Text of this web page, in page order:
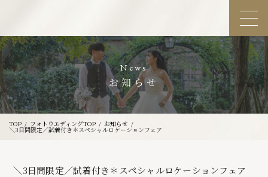
News
お知らせ
TOP フォトウエディングTOP お知らせ
＼3日間限定／試着付き＊スペシャルロケーションフェア
＼3日間限定／試着付き＊スペシャルロケーションフェア